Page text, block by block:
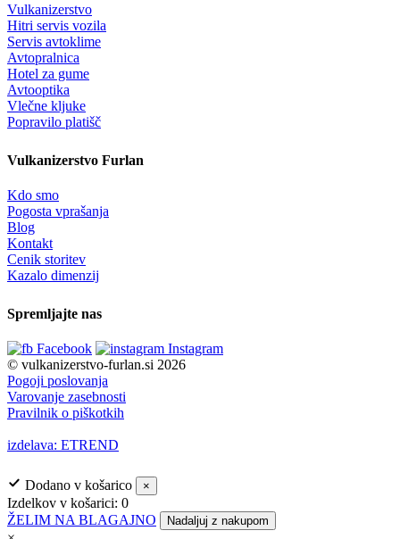
Vulkanizerstvo
Hitri servis vozila
Servis avtoklime
Avtopralnica
Hotel za gume
Avtooptika
Vlečne kljuke
Popravilo platišč
Vulkanizerstvo Furlan
Kdo smo
Pogosta vprašanja
Blog
Kontakt
Cenik storitev
Kazalo dimenzij
Spremljajte nas
Facebook
Instagram
© vulkanizerstvo-furlan.si 2026
Pogoji poslovanja
Varovanje zasebnosti
Pravilnik o piškotkih
izdelava: ETREND
Dodano v košarico ×
Izdelkov v košarici: 0
ŽELIM NA BLAGAJNO
Nadaljuj z nakupom